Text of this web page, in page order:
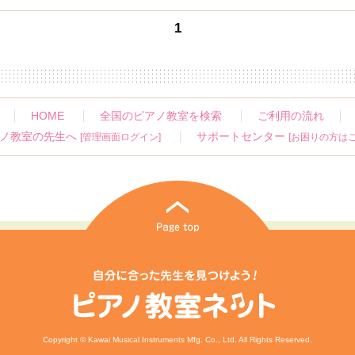
1
HOME 全国のピアノ教室を検索
ご利用の流れ
教室の先生へ [管理画面ログイン] サポートセンター [お困りの方は
Copyright © Kawai Musical Instruments Mfg. Co., Ltd. All Rights Reserved.